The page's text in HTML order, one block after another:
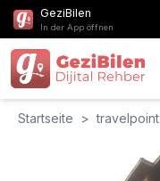
GeziBilen
In der App öffnen
Startseite > travelpoint